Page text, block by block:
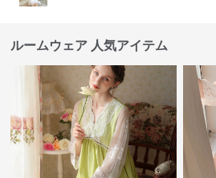
ルームウェア 人気アイテム